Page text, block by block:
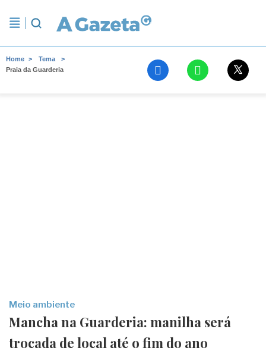
Home
Tema
Praia da Guarderia
Meio ambiente
Mancha na Guarderia: manilha será
trocada de local até o fim do ano